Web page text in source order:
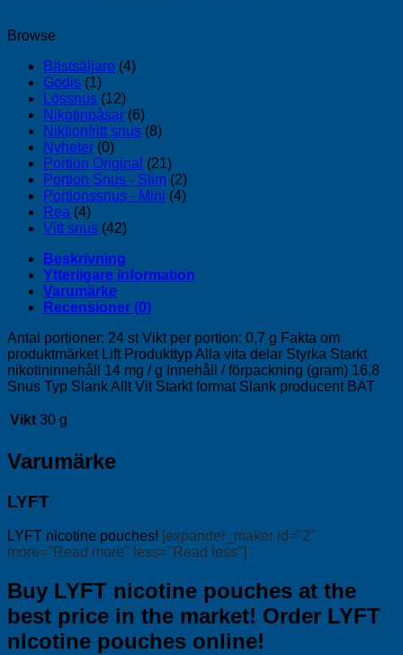
Browse
Bästsäljare (4)
Godis (1)
Lössnus (12)
Nikotinpåsar (6)
Niktionfritt snus (8)
Nyheter (0)
Portion Original (21)
Portion Snus - Slim (2)
Portionssnus - Mini (4)
Rea (4)
Vitt snus (42)
Beskrivning
Ytterligare information
Varumärke
Recensioner (0)
Antal portioner: 24 st Vikt per portion: 0,7 g Fakta om
produktmärket Lift Produkttyp Alla vita delar Styrka Starkt
nikotininnehåll 14 mg / g Innehåll / förpackning (gram) 16,8
Snus Typ Slank Allt Vit Starkt format Slank producent BAT
Vikt 30 g
Varumärke
LYFT
LYFT nicotine pouches! [expander_maker id="2"
more="Read more" less="Read less"]
Buy LYFT nicotine pouches at the
best price in the market! Order LYFT
nIcotine pouches online!